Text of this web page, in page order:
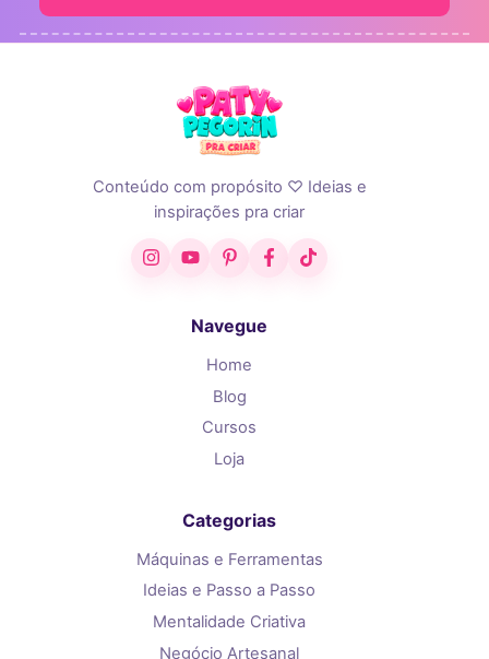
Conteúdo com propósito ♡ Ideias e
inspirações pra criar
InstagramYouTubePinterestFacebook
TikTok
Navegue
Home
Blog
Cursos
Loja
Categorias
Máquinas e Ferramentas
Ideias e Passo a Passo
Mentalidade Criativa
Negócio Artesanal